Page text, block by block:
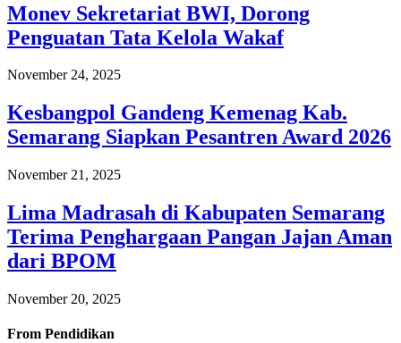
Monev Sekretariat BWI, Dorong
Penguatan Tata Kelola Wakaf
November 24, 2025
Kesbangpol Gandeng Kemenag Kab.
Semarang Siapkan Pesantren Award 2026
November 21, 2025
Lima Madrasah di Kabupaten Semarang
Terima Penghargaan Pangan Jajan Aman
dari BPOM
November 20, 2025
From Pendidikan